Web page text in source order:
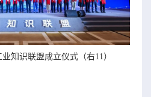
知识联盟成立仪式（右11）